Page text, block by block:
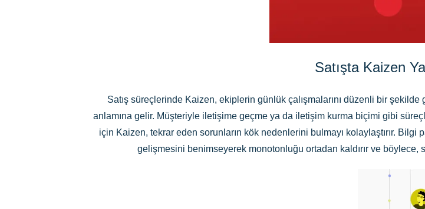
Satışta Kaizen
Satış süreçlerinde Kaizen, ekiplerin günlük çalışmalarını düzenli bir
anlamına gelir. Müşteriyle iletişime geçme ya da iletişim kurma biçimi gibi
için Kaizen, tekrar eden sorunların kök nedenlerini bulmayı kolaylaştırır.
gelişmesini benimseyerek monotonluğu ortadan kaldırır ve böylece,